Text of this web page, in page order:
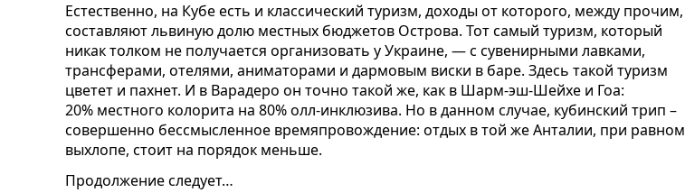
Естественно, на Кубе есть и классический туризм, доходы от которого, между прочим,
составляют львиную долю местных бюджетов Острова. Тот самый туризм, который
никак толком не получается организовать у Украине, — с сувенирными лавками,
трансферами, отелями, аниматорами и дармовым виски в баре. Здесь такой туризм
цветет и пахнет. И в Варадеро он точно такой же, как в Шарм-эш-Шейхе и Гоа:
20% местного колорита на 80% олл-инклюзива. Но в данном случае, кубинский трип –
совершенно бессмысленное времяпровождение: отдых в той же Анталии, при равном
выхлопе, стоит на порядок меньше.
Продолжение следует…